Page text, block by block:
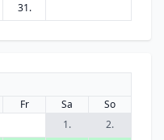
31.
Fr Sa
So
1.
2.